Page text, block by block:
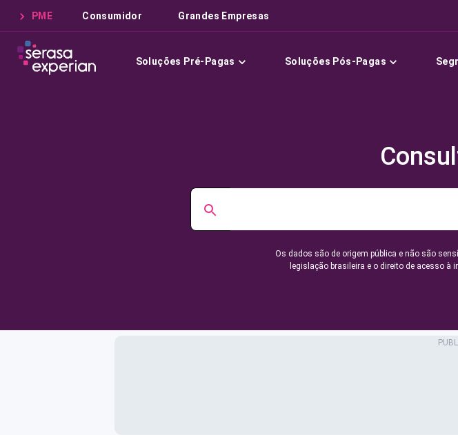
PME Consumidor Grandes Empresas
Soluções Pré-Pagas Soluções Pós-Pagas
Os dados são de origem pública e não são
legislação brasileira e o direito de acesso à